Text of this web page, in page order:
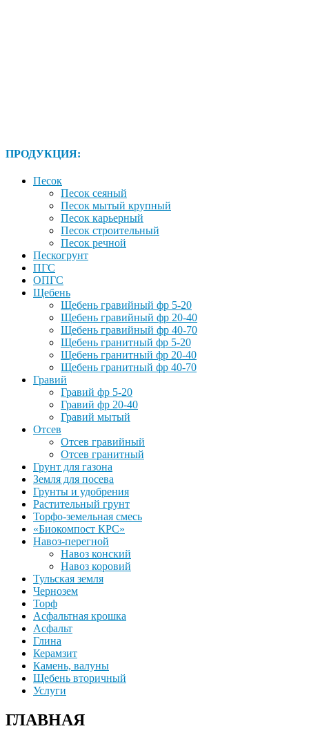
ПРОДУКЦИЯ:
Песок
Песок сеяный
Песок мытый крупный
Песок карьерный
Песок строительный
Песок речной
Пескогрунт
ПГС
ОПГС
Щебень
Щебень гравийный фр 5-20
Щебень гравийный фр 20-40
Щебень гравийный фр 40-70
Щебень гранитный фр 5-20
Щебень гранитный фр 20-40
Щебень гранитный фр 40-70
Гравий
Гравий фр 5-20
Гравий фр 20-40
Гравий мытый
Отсев
Отсев гравийный
Отсев гранитный
Грунт для газона
Земля для посева
Грунты и удобрения
Растительный грунт
Торфо-земельная смесь
«Биокомпост КРС»
Навоз-перегной
Навоз конский
Навоз коровий
Тульская земля
Чернозем
Торф
Асфальтная крошка
Асфальт
Глина
Керамзит
Камень, валуны
Щебень вторичный
Услуги
ГЛАВНАЯ